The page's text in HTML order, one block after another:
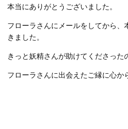
本当にありがとうございました。
フローラさんにメールをしてから、
きました。
きっと妖精さんが助けてくださった
フローラさんに出会えたご縁に心か